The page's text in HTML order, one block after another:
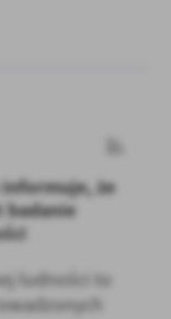
że
badanie
ludności to